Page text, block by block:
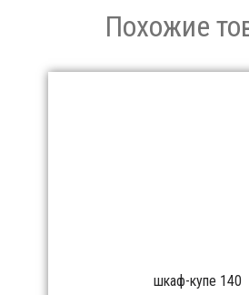
Похожие
шкаф-купе 140